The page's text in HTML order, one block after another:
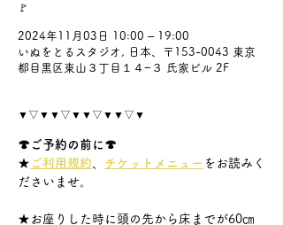
🚩
2024年11月03日 10:00 – 19:00
いぬをとるスタジオ, 日本、〒153-0043 東京
都目黒区東山３丁目１４−３ 氏家ビル 2F
▼▽▼▼▽▼▼▽▼▼▽▼
🍄ご予約の前に🍄
★ ご利用規約 チケットメニュー をお読みく
ださいませ。
★お座りした時に頭の先から床までが60㎝